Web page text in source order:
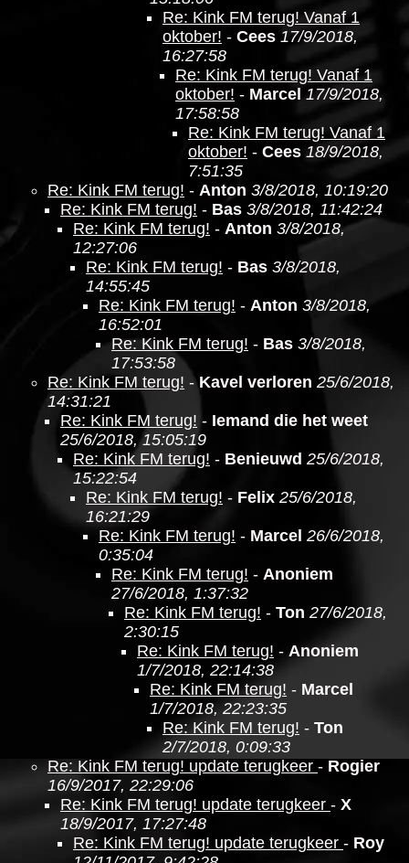
Re: Kink FM terug! Vanaf 1
oktober! - Cees 17/9/2018,
16:27:58
Re: Kink FM terug! Vanaf 1
oktober! - Marcel 17/9/2018,
17:58:58
Re: Kink FM terug! Vanaf 1
oktober! - Cees 18/9/2018,
7:51:35
Re: Kink FM terug! - Anton 3/8/2018, 10:19:20
Re: Kink FM terug! - Bas 3/8/2018, 11:42:24
Re: Kink FM terug! - Anton 3/8/2018,
12:27:06
Re: Kink FM terug! - Bas 3/8/2018,
14:55:45
Re: Kink FM terug! - Anton 3/8/2018,
16:52:01
Re: Kink FM terug! - Bas 3/8/2018,
17:53:58
Re: Kink FM terug! -Kavel verloren 25/6/2018,
14:31:21
Re: Kink FM terug! - Iemand die het weet
25/6/2018, 15:05:19
Re: Kink FM terug! - Benieuwd 25/6/2018,
15:22:54
Re: Kink FM terug! - Felix 25/6/2018,
16:21:29
Re: Kink FM terug! - Marcel 26/6/2018,
0:35:04
Re: Kink FM terug! - Anoniem
27/6/2018, 1:37:32
Re: Kink FM terug! - Ton 27/6/2018,
2:30:15
Re: Kink FM terug! - Anoniem
1/7/2018, 22:14:38
Re: Kink FM terug! - Marcel
1/7/2018, 22:23:35
Re: Kink FM terug! - Ton
2/7/2018, 0:09:33
Re: Kink FM terug! update terugkeer - Rogier
16/9/2017, 22:29:06
Re: Kink FM terug! update terugkeer - X
18/9/2017, 17:27:48
Re: Kink FM terug! update terugkeer - Roy